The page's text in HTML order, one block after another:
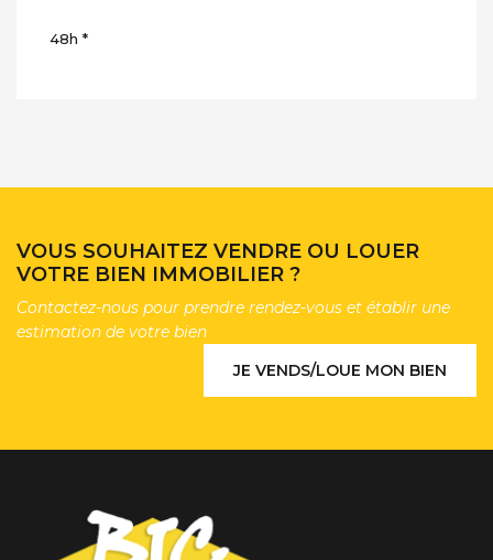
48h *
VOUS SOUHAITEZ VENDRE OU LOUER
VOTRE BIEN IMMOBILIER ?
Contactez-nous pour prendre rendez-vous et établir une
estimation de votre bien
JE VENDS/LOUE MON BIEN